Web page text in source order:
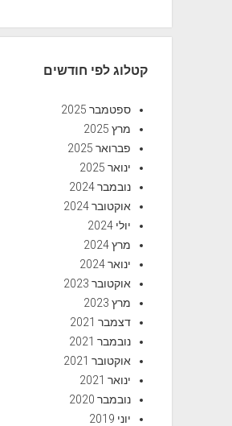
קטלוג לפי חודשים
ספטמבר 2025
מרץ 2025
פברואר 2025
ינואר 2025
נובמבר 2024
אוקטובר 2024
יולי 2024
מרץ 2024
ינואר 2024
אוקטובר 2023
מרץ 2023
דצמבר 2021
נובמבר 2021
אוקטובר 2021
ינואר 2021
נובמבר 2020
יוני 2019